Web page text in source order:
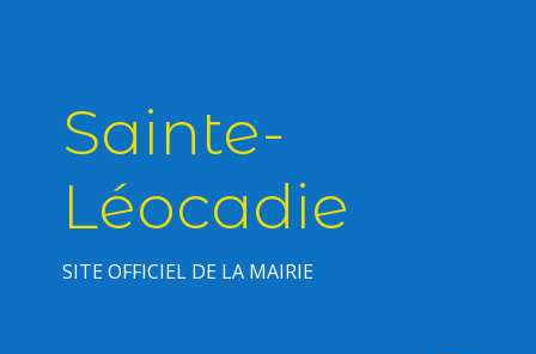
Sainte-
Léocadie
SITE OFFICIEL DE LA MAIRIE